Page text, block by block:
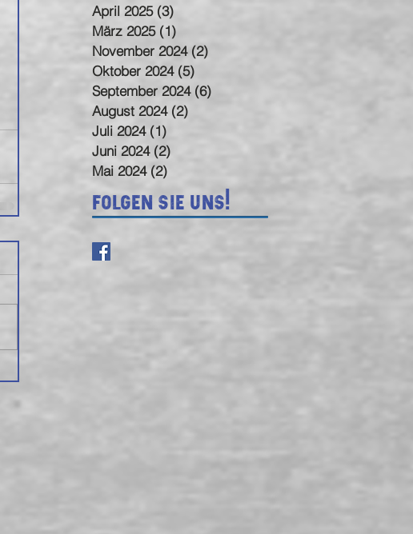
April 2025 (3)
März 2025 (1)
November 2024 (2)
Oktober 2024 (5)
September 2024 (6)
August 2024 (2)
Juli 2024 (1)
Juni 2024 (2)
Mai 2024 (2)
Folgen Sie uns!